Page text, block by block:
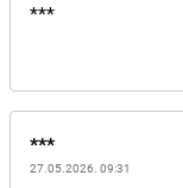
***
***
27.05.2026. 09:31